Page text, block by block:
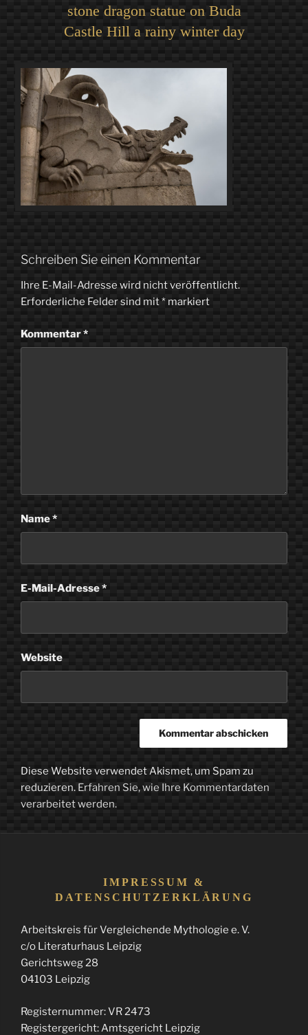
stone dragon statue on Buda
Castle Hill a rainy winter day
Schreiben Sie einen Kommentar
Ihre E-Mail-Adresse wird nicht veröffentlicht.
Erforderliche Felder sind mit* markiert
Kommentar*
Name*
E-Mail-Adresse*
Website
Diese Website verwendet Akismet, um Spam zu
reduzieren. Erfahren Sie, wie Ihre Kommentardaten
verarbeitet werden.
IMPRESSUM &
DATENSCHUTZERKLÄRUNG
Arbeitskreis für Vergleichende Mythologie e. V.
c/o Literaturhaus Leipzig
Gerichtsweg 28
04103 Leipzig
Registernummer: VR 2473
Registergericht: Amtsgericht Leipzig